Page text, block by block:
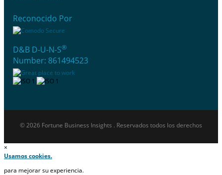
Reconocido Por
D&B D-U-N-S®
Number: 861494523
© 2026 Fortune Business Insights . Reservados todos los derechos
×
Usamos cookies.
para mejorar su experiencia.